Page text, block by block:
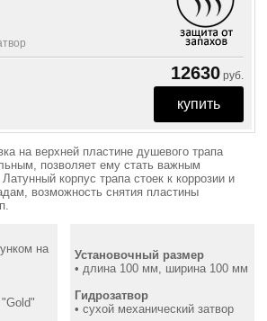
12630 руб.
на верхней пластине душевого трапа
позволяет ему стать важным
корпус трапа стоек к коррозии и
возможность снятия пластины
на
Установочный размер
• длина 100 мм, ширина 100 мм
Гидрозатвор
• сухой механический затвор